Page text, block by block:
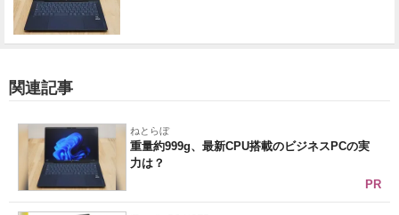
関連記事
ねとらぼ
重量約999g、最新CPU搭載のビジネスPCの実
力は？
PR